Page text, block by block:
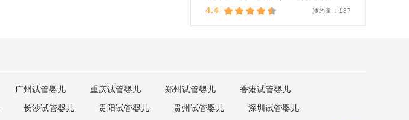
4.4 预约量： 187
广州试管婴儿 重庆试管婴儿 郑州试管婴儿
香港试管婴儿
长沙试管婴儿 贵阳试管婴儿 贵州试管婴儿
深圳试管婴儿